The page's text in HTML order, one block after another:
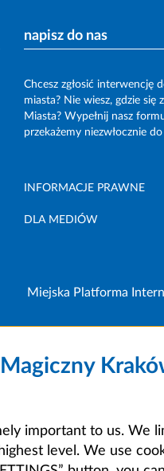
napisz do nas
Chcesz zgłosić interwencję
miasta? Nie wiesz, gdzie się
Miasta? Wypełnij nasz
przekażemy niezwłocznie
INFORMACJE PRAWNE
DLA MEDIÓW
Miejska Platforma
important to us.
level. We use